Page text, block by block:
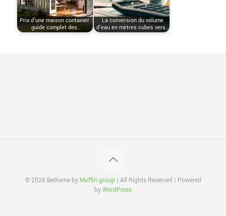
Prix d'une maison container :
guide complet des…
La conversion du volume
d'eau en mètres cubes vers…
© 2026 Betheme by Muffin group | All Rights Reserved | Powered
byWordPress